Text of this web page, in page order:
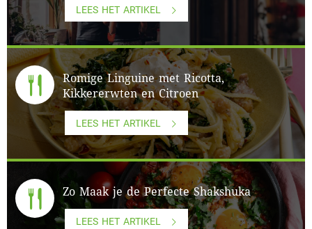
LEES HET ARTIKEL
Romige Linguine met Ricotta,
Kikkererwten en Citroen
LEES HET ARTIKEL
Zo Maak je de Perfecte Shakshuka
LEES HET ARTIKEL